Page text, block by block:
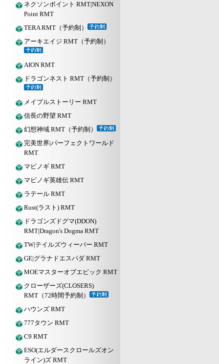
ネクソンポイント RMT|NEXON
Point RMT
TERA RMT（予約制）
アーキエイジ RMT（予約制）
AION RMT
ドラゴンネスト RMT（予約制）
メイプルストーリー RMT
信長の野望 RMT
幻想神域 RMT（予約制）
完美世界|パーフェクトワールド
RMT
マビノギ RMT
マビノギ英雄伝 RMT
ラテール RMT
Rust(ラスト) RMT
ドラゴンズドグマ(DDON)
RMT|Dragon's Dogma RMT
TW|テイルズウィーバー RMT
GE|グラナドエスパダ RMT
MOEマスターオブエピック RMT
クローザーズ(CLOSERS)
RMT（72時間予約制）
ハウンズ RMT
777タウン RMT
C9 RMT
ESO(エルダースクロールズオン
ライン)ズ RMT